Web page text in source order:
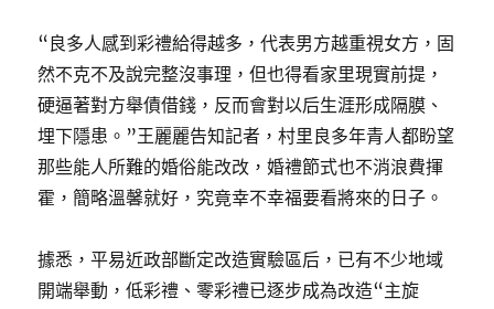
“良多人感到彩禮給得越多，代表男方越重視女方，固
然不克不及說完整沒事理，但也得看家里現實前提，
硬逼著對方舉債借錢，反而會對以后生涯形成隔膜、
埋下隱患。”王麗麗告知記者，村里良多年青人都盼望
那些能人所難的婚俗能改改，婚禮節式也不消浪費揮
霍，簡略溫馨就好，究竟幸不幸福要看將來的日子。
據悉，平易近政部斷定改造實驗區后，已有不少地域
開端舉動，低彩禮、零彩禮已逐步成為改造“主旋